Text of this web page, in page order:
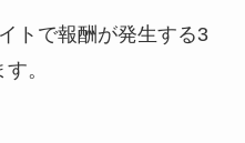
トで報酬が発生する3
。